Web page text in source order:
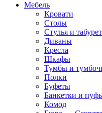
Мебель
Кровати
Столы
Стулья и
Диваны
Кресла
Шкафы
Тумбы и
Полки
Буфеты
Банкетки и
Комод